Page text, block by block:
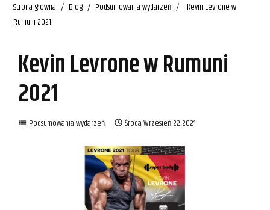
Strona główna Blog Podsumowania wydarzeń
Kevin Levrone w
Rumuni 2021
Kevin Levrone w Rumuni
2021
list Podsumowania wydarzeń  ŚrodaWrzesień22 2021